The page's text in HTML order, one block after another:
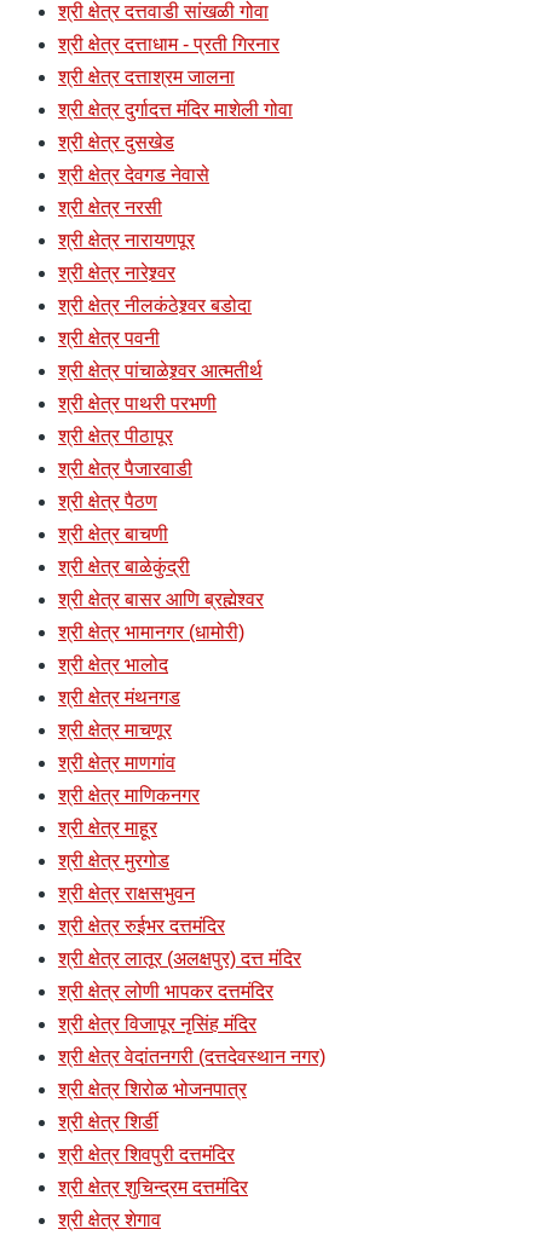
श्री क्षेत्र दत्तवाडी सांखळी गोवा
श्री क्षेत्र दत्ताधाम - प्रती गिरनार
श्री क्षेत्र दत्ताश्रम जालना
श्री क्षेत्र दुर्गादत्त मंदिर माशेली गोवा
श्री क्षेत्र दुसखेड
श्री क्षेत्र देवगड नेवासे
श्री क्षेत्र नरसी
श्री क्षेत्र नारायणपूर
श्री क्षेत्र नारेश्र्वर
श्री क्षेत्र नीलकंठेश्र्वर बडोदा
श्री क्षेत्र पवनी
श्री क्षेत्र पांचाळेश्र्वर आत्मतीर्थ
श्री क्षेत्र पाथरी परभणी
श्री क्षेत्र पीठापूर
श्री क्षेत्र पैजारवाडी
श्री क्षेत्र पैठण
श्री क्षेत्र बाचणी
श्री क्षेत्र बाळेकुंद्री
श्री क्षेत्र बासर आणि ब्रह्मेश्वर
श्री क्षेत्र भामानगर (धामोरी)
श्री क्षेत्र भालोद
श्री क्षेत्र मंथनगड
श्री क्षेत्र माचणूर
श्री क्षेत्र माणगांव
श्री क्षेत्र माणिकनगर
श्री क्षेत्र माहूर
श्री क्षेत्र मुरगोड
श्री क्षेत्र राक्षसभुवन
श्री क्षेत्र रुईभर दत्तमंदिर
श्री क्षेत्र लातूर (अलक्षपुर) दत्त मंदिर
श्री क्षेत्र लोणी भापकर दत्तमंदिर
श्री क्षेत्र विजापूर नृसिंह मंदिर
श्री क्षेत्र वेदांतनगरी (दत्तदेवस्थान नगर)
श्री क्षेत्र शिरोळ भोजनपात्र
श्री क्षेत्र शिर्डी
श्री क्षेत्र शिवपुरी दत्तमंदिर
श्री क्षेत्र शुचिन्द्रम दत्तमंदिर
श्री क्षेत्र शेगाव